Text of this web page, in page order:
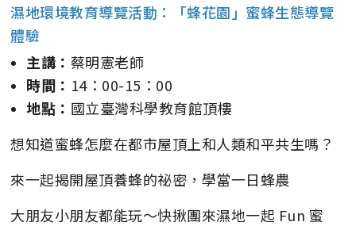
濕地環境教育導覽活動：「蜂花園」蜜蜂生態導覽
體驗
主講： 蔡明憲老師
時間： 14：00-15：00
地點： 國立臺灣科學教育館頂樓
想知道蜜蜂怎麼在都市屋頂上和人類和平共生嗎？
來一起揭開屋頂養蜂的祕密，學當一日蜂農
大朋友小朋友都能玩～快揪團來濕地一起 Fun 蜜